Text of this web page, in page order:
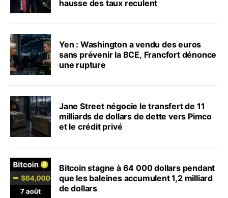
hausse des taux reculent
Yen : Washington a vendu des euros
sans prévenir la BCE, Francfort dénonce
une rupture
Jane Street négocie le transfert de 11
milliards de dollars de dette vers Pimco
et le crédit privé
Bitcoin stagne à 64 000 dollars pendant
que les baleines accumulent 1,2 milliard
de dollars